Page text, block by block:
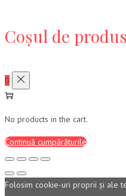
Coșul de
0
No products in the cart.
Continuă cumpărăturile
Folosim cookie-uri proprii şi ale